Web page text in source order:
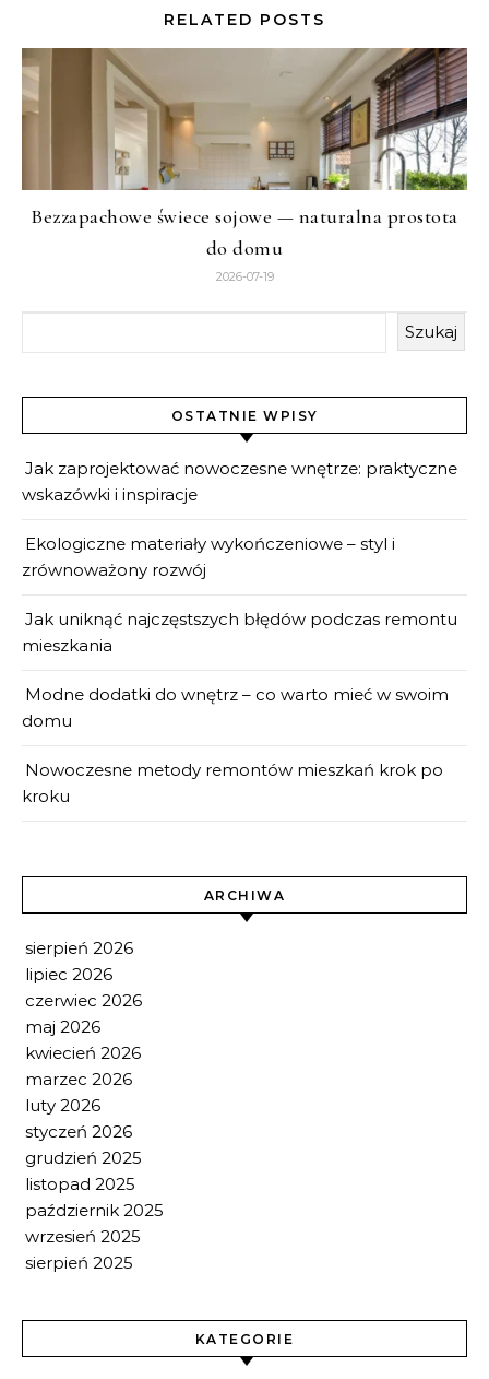
RELATED POSTS
Bezzapachowe świece sojowe — naturalna prostota
do domu
2026-07-19
Szukaj
OSTATNIE WPISY
Jak zaprojektować nowoczesne wnętrze: praktyczne
wskazówki i inspiracje
Ekologiczne materiały wykończeniowe – styl i
zrównoważony rozwój
Jak uniknąć najczęstszych błędów podczas remontu
mieszkania
Modne dodatki do wnętrz – co warto mieć w swoim
domu
Nowoczesne metody remontów mieszkań krok po
kroku
ARCHIWA
sierpień 2026
lipiec 2026
czerwiec 2026
maj 2026
kwiecień 2026
marzec 2026
luty 2026
styczeń 2026
grudzień 2025
listopad 2025
październik 2025
wrzesień 2025
sierpień 2025
KATEGORIE